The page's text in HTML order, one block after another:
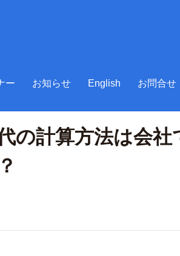
ー お知らせ English お問合せ
の計算方法は会